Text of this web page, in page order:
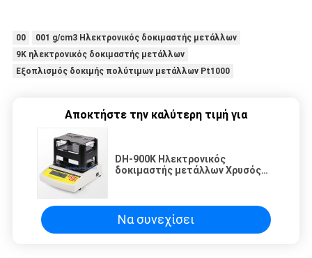
00
001 g/cm3 Ηλεκτρονικός δοκιμαστής μετάλλων
9K ηλεκτρονικός δοκιμαστής μετάλλων
Εξοπλισμός δοκιμής πολύτιμων μετάλλων Pt1000
Αποκτήστε την καλύτερη τιμή για
DH-900K Ηλεκτρονικός
δοκιμαστής μετάλλων Χρυσός
Να συνεχίσει